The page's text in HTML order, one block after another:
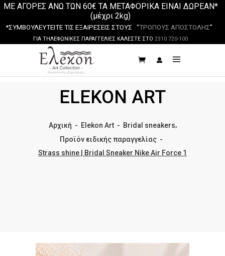
ΜΕ ΑΓΟΡΕΣ ΑΝΩ ΤΩΝ 60€ ΤΑ ΜΕΤΑΦΟΡΙΚΑ ΕΙΝΑΙ ΔΩΡΕΑΝ*
(μέχρι 2kg)
*ΣΥΜΒΟΥΛΕΥΤΕΙΤΕ ΤΙΣ ΕΞΑΙΡΕΣΕΙΣ ΣΤΟΥΣ “ΤΡΟΠΟΥΣ ΑΠΟΣΤΟΛΗΣ”
ΓΙΑ ΤΗΛΕΦΩΝΙΚΕΣ ΠΑΡΑΓΓΕΛΙΕΣ ΚΑΛΕΣΤΕ ΣΤΟ 2310 720-100
ELEKON ART
Αρχική - Elekon Art- Bridal sneakers,
Προϊόν ειδικής παραγγελίας-
Strass shine | Bridal Sneaker Nike Air Force 1